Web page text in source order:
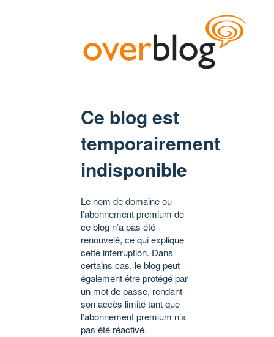
Ce blog est
temporairement
indisponible
Le nom de domaine ou
l’abonnement premium de
ce blog n’a pas été
renouvelé, ce qui explique
cette interruption. Dans
certains cas, le blog peut
également être protégé par
un mot de passe, rendant
son accès limité tant que
l’abonnement premium n’a
pas été réactivé.